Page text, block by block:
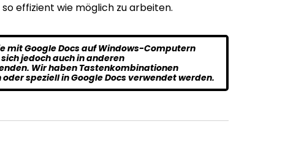
effizient wie möglich zu arbeiten.
mit Google Docs auf Windows-Computern
jedoch auch in anderen
Wir haben Tastenkombinationen
speziell in Google Docs verwendet werden.